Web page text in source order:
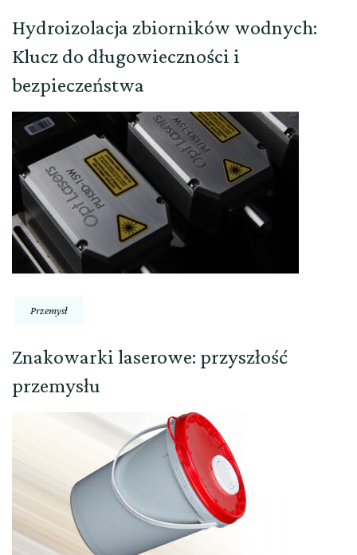
Hydroizolacja zbiorników wodnych:
Klucz do długowieczności i
bezpieczeństwa
Przemysł
Znakowarki laserowe: przyszłość
przemysłu